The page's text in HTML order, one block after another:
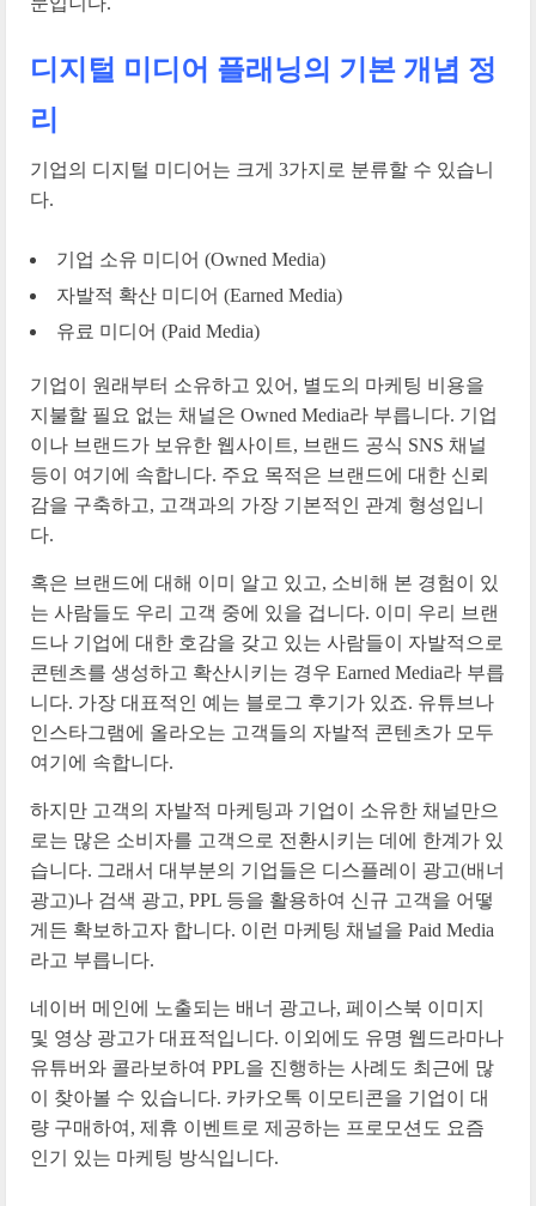
디지털 미디어 플래닝의 기본 개념 정
리
기업의 디지털 미디어는 크게 3가지로 분류할 수 있습니
다.
기업 소유 미디어 (Owned Media)
자발적 확산 미디어 (Earned Media)
유료 미디어 (Paid Media)
기업이 원래부터 소유하고 있어, 별도의 마케팅 비용을
지불할 필요 없는 채널은 Owned Media라 부릅니다. 기업
이나 브랜드가 보유한 웹사이트, 브랜드 공식 SNS 채널
등이 여기에 속합니다. 주요 목적은 브랜드에 대한 신뢰
감을 구축하고, 고객과의 가장 기본적인 관계 형성입니
다.
혹은 브랜드에 대해 이미 알고 있고, 소비해 본 경험이 있
는 사람들도 우리 고객 중에 있을 겁니다. 이미 우리 브랜
드나 기업에 대한 호감을 갖고 있는 사람들이 자발적으로
콘텐츠를 생성하고 확산시키는 경우 Earned Media라 부릅
니다. 가장 대표적인 예는 블로그 후기가 있죠. 유튜브나
인스타그램에 올라오는 고객들의 자발적 콘텐츠가 모두
여기에 속합니다.
하지만 고객의 자발적 마케팅과 기업이 소유한 채널만으
로는 많은 소비자를 고객으로 전환시키는 데에 한계가 있
습니다. 그래서 대부분의 기업들은 디스플레이 광고(배너
광고)나 검색 광고, PPL 등을 활용하여 신규 고객을 어떻
게든 확보하고자 합니다. 이런 마케팅 채널을 Paid Media
라고 부릅니다.
네이버 메인에 노출되는 배너 광고나, 페이스북 이미지
및 영상 광고가 대표적입니다. 이외에도 유명 웹드라마나
유튜버와 콜라보하여 PPL을 진행하는 사례도 최근에 많
이 찾아볼 수 있습니다. 카카오톡 이모티콘을 기업이 대
량 구매하여, 제휴 이벤트로 제공하는 프로모션도 요즘
인기 있는 마케팅 방식입니다.